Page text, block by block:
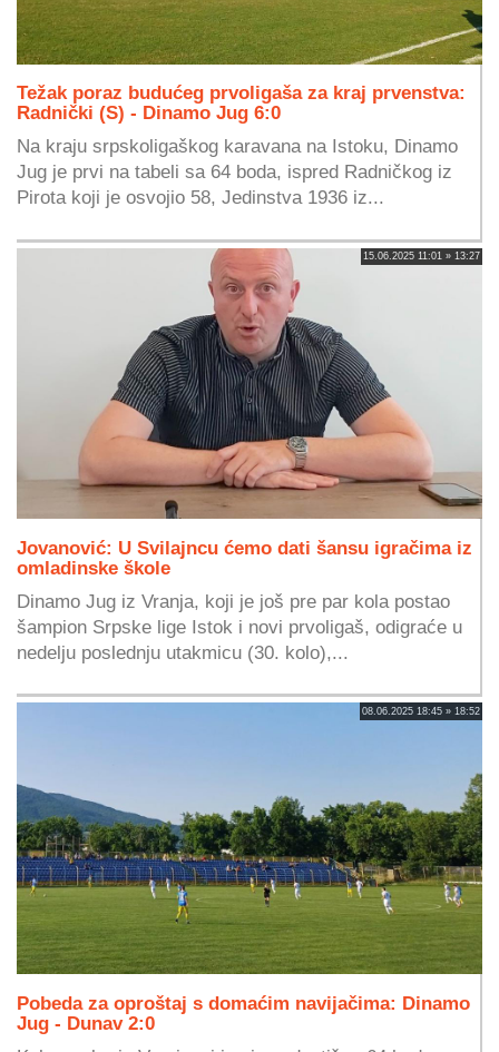
Težak poraz budućeg prvoligaša za kraj prvenstva:
Radnički (S) - Dinamo Jug 6:0
Na kraju srpskoligaškog karavana na Istoku, Dinamo
Jug je prvi na tabeli sa 64 boda, ispred Radničkog iz
Pirota koji je osvojio 58, Jedinstva 1936 iz...
15.06.2025 11:01 » 13:27
Jovanović: U Svilajncu ćemo dati šansu igračima iz
omladinske škole
Dinamo Jug iz Vranja, koji je još pre par kola postao
šampion Srpske lige Istok i novi prvoligaš, odigraće u
nedelju poslednju utakmicu (30. kolo),...
08.06.2025 18:45 » 18:52
Pobeda za oproštaj s domaćim navijačima: Dinamo
Jug - Dunav 2:0